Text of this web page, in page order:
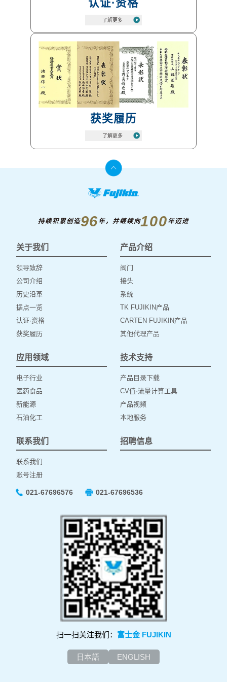
认证·资格
获奖履历
持续积累创造96 年，并继续向100 年迈进
关于我们
领导致辞
公司介绍
历史沿革
据点一览
认证·资格
获奖履历
产品介绍
阀门
接头
系统
TK FUJIKIN产品
CARTEN FUJIKIN产品
其他代理产品
应用领域
电子行业
医药食品
新能源
石油化工
技术支持
产品目录下载
CV值·流量计算工具
产品视频
本地服务
联系我们
联系我们
账号注册
招聘信息
021-67696576 021-67696536
扫一扫关注我们： 富士金 FUJIKIN
日本語 ENGLISH